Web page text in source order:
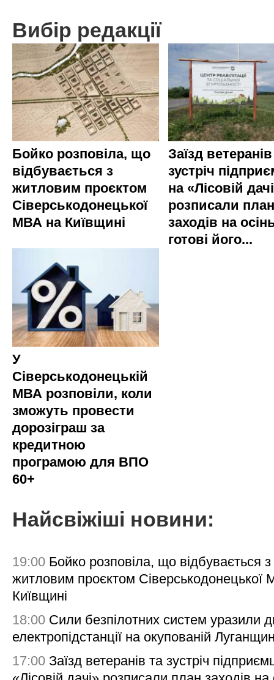
Вибір редакції
Бойко розповіла, що
відбувається з
житловим проєктом
Сіверськодонецької
МВА на Київщині
Заїзд
зустріч
на «Лісовій
розписали план
заходів на
готові його...
У
Сіверськодонецькій
МВА розповіли, коли
зможуть провести
дорозіграш за
кредитною
програмою для ВПО
60+
Найсвіжіші новини:
19:00 Бойко розповіла, що відбувається з
житловим проєктом Сіверськодонецької
Київщині
18:00 Сили безпілотних систем уразили
електропідстанції на окупованій
17:00 Заїзд ветеранів та зустріч